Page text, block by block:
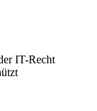
IT-Recht